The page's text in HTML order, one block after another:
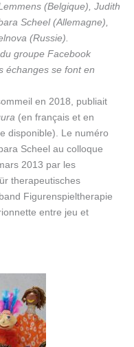
(Belgique), Judith
Scheel (Allemagne),
(Russie).
groupe Facebook
échanges se font en
en 2018, publiait
(en français et en
disponible). Le numéro
Scheel au colloque
2013 par les
therapeutisches
Figurenspieltherapie
entre jeu et